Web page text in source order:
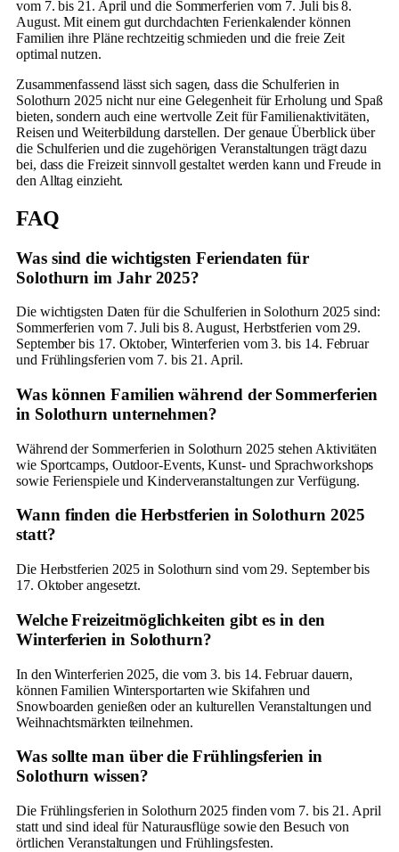
vom 7. bis 21. April und die Sommerferien vom 7. Juli bis 8.
August. Mit einem gut durchdachten Ferienkalender können
Familien ihre Pläne rechtzeitig schmieden und die freie Zeit
optimal nutzen.
Zusammenfassend lässt sich sagen, dass die Schulferien in
Solothurn 2025 nicht nur eine Gelegenheit für Erholung und Spaß
bieten, sondern auch eine wertvolle Zeit für Familienaktivitäten,
Reisen und Weiterbildung darstellen. Der genaue Überblick über
die Schulferien und die zugehörigen Veranstaltungen trägt dazu
bei, dass die Freizeit sinnvoll gestaltet werden kann und Freude in
den Alltag einzieht.
FAQ
Was sind die wichtigsten Feriendaten für
Solothurn im Jahr 2025?
Die wichtigsten Daten für die Schulferien in Solothurn 2025 sind:
Sommerferien vom 7. Juli bis 8. August, Herbstferien vom 29.
September bis 17. Oktober, Winterferien vom 3. bis 14. Februar
und Frühlingsferien vom 7. bis 21. April.
Was können Familien während der Sommerferien
in Solothurn unternehmen?
Während der Sommerferien in Solothurn 2025 stehen Aktivitäten
wie Sportcamps, Outdoor-Events, Kunst- und Sprachworkshops
sowie Ferienspiele und Kinderveranstaltungen zur Verfügung.
Wann finden die Herbstferien in Solothurn 2025
statt?
Die Herbstferien 2025 in Solothurn sind vom 29. September bis
17. Oktober angesetzt.
Welche Freizeitmöglichkeiten gibt es in den
Winterferien in Solothurn?
In den Winterferien 2025, die vom 3. bis 14. Februar dauern,
können Familien Wintersportarten wie Skifahren und
Snowboarden genießen oder an kulturellen Veranstaltungen und
Weihnachtsmärkten teilnehmen.
Was sollte man über die Frühlingsferien in
Solothurn wissen?
Die Frühlingsferien in Solothurn 2025 finden vom 7. bis 21. April
statt und sind ideal für Naturausflüge sowie den Besuch von
örtlichen Veranstaltungen und Frühlingsfesten.